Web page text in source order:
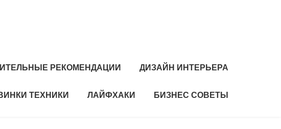
РЕКОМЕНДАЦИИ ДИЗАЙН ИНТЕРЬЕРА
ТЕХНИКИ ЛАЙФХАКИ БИЗНЕС СОВЕТЫ